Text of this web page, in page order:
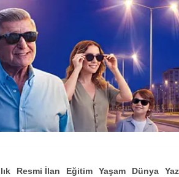
Resmi İlan Eğitim Yaşam
Dünya